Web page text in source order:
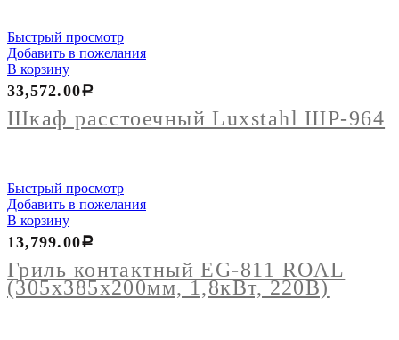
Быстрый просмотр
Добавить в пожелания
В корзину
Шкаф расстоечный Luxstahl ШР-964
33,572.00Р
Быстрый просмотр
Добавить в пожелания
В корзину
Гриль контактный EG-811 ROAL
(305х385х200мм, 1,8кВт, 220В)
13,799.00Р